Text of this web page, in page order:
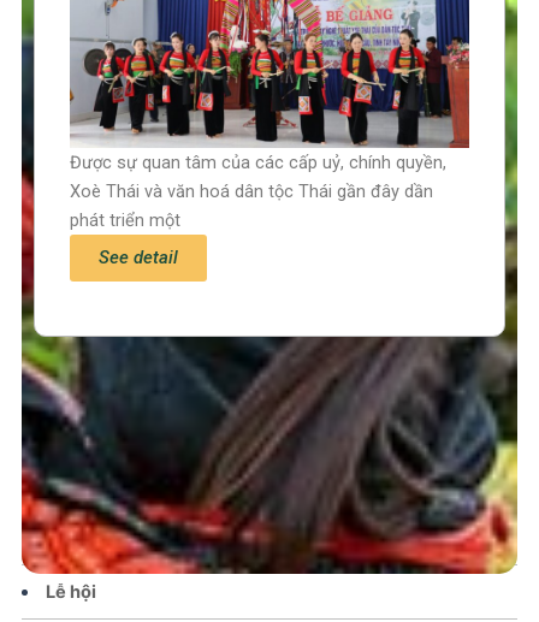
Trang chủ
Tin tức – Sự kiện
Chính sách
Văn hoá – Đời sống
Lễ hội
Được sự quan tâm của các cấp uỷ, chính quyền,
Xoè Thái và văn hoá dân tộc Thái gần đây dần
phát triển một
See detail